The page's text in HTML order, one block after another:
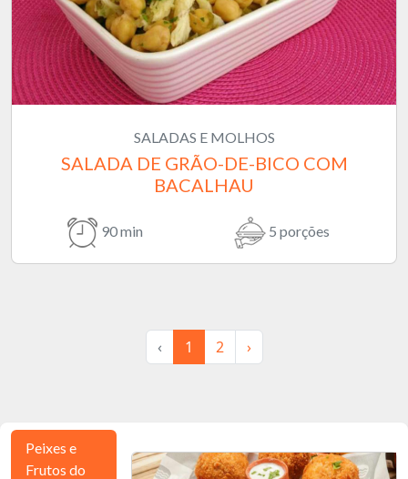
SALADAS E MOLHOS
SALADA DE GRÃO-DE-BICO COM
BACALHAU
90 min 5 porções
‹ 1 2 ›
Peixes e
Frutos do